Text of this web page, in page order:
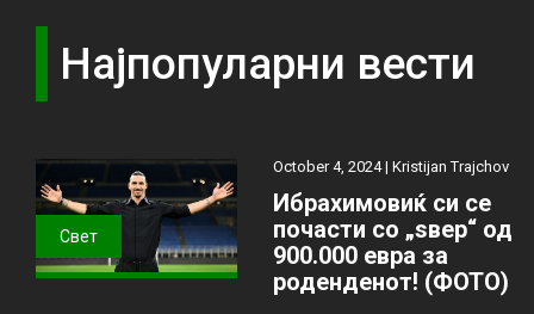
Најпопуларни вести
Свет
October 4, 2024 |Kristijan Trajchov
Ибрахимовиќ си се
почасти со „ѕвер“ од
900.000 евра за
роденденот! (ФОТО)